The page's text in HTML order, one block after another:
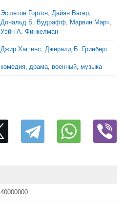
Эсшетон Гортон, Дайян Вагер,
Дональд Б. Вудрафф, Марвин Марч,
Уэйн А. Финкелман
Джир Хаггинс, Джералд Б. Гринберг
комедия, драма, военный, музыка
40000000